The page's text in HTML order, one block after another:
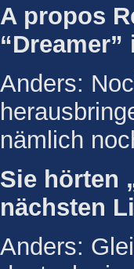
A propos
Anders:
nämlich
Sie hörten
nächsten
Anders: